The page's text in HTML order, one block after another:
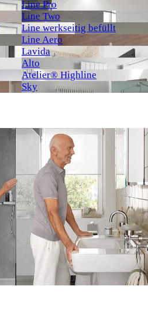
Line Pro
Line Two
Line werkseitig befüllt
Line Aero
Lavida
Alto
Atelier® Highline
Sky